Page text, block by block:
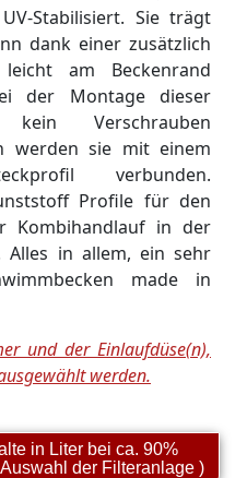
Stabilisiert. Sie trägt
dank einer zusätzlich
am Beckenrand
der Montage dieser
Verschrauben
werden sie mit einem
verbunden.
Profile für den
Kombihandlauf in der
Alles in allem, ein sehr
made in
und der Einlaufdüse(n),
werden.
in Liter bei ca. 90%
der Filteranlage )